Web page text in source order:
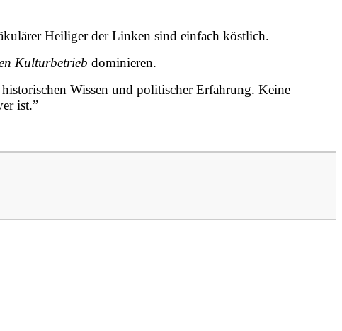
Heiliger der Linken sind einfach köstlich.
Kulturbetrieb dominieren.
Wissen und politischer Erfahrung. Keine
ist.”